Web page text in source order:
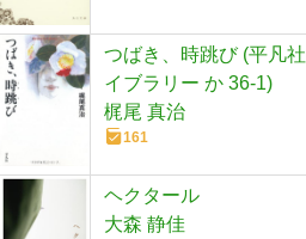
つばき、時跳び (平凡
イブラリー か 36-1)
梶尾 真治
161
ヘクタール
大森 静佳